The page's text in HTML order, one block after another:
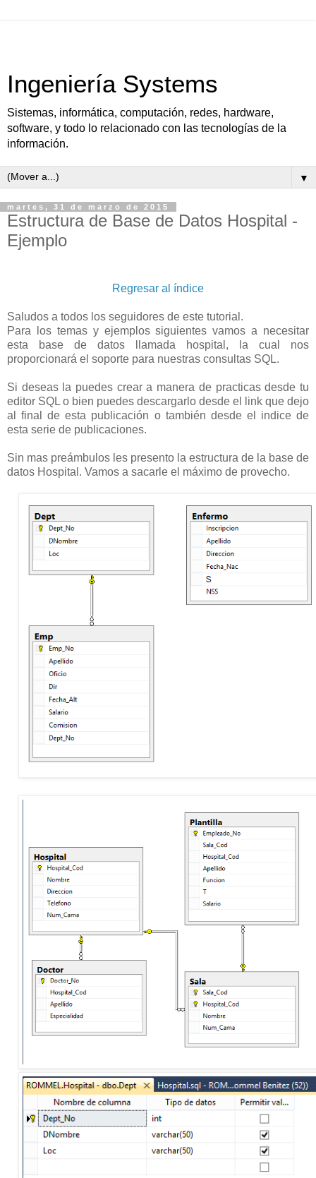
Ingeniería Systems
Sistemas, informática, computación, redes, hardware,
software, y todo lo relacionado con las tecnologías de la
información.
▼
martes, 31 de marzo de 2015
Estructura de Base de Datos Hospital -
Ejemplo
Regresar al índice
Saludos a todos los seguidores de este tutorial.
Para los temas y ejemplos siguientes vamos a necesitar
esta base de datos llamada hospital, la cual nos
proporcionará el soporte para nuestras consultas SQL.
Si deseas la puedes crear a manera de practicas desde tu
editor SQL o bien puedes descargarlo desde el link que dejo
al final de esta publicación o también desde el indice de
esta serie de publicaciones.
Sin mas preámbulos les presento la estructura de la base de
datos Hospital. Vamos a sacarle el máximo de provecho.